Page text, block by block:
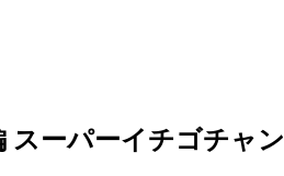
スーパーイチゴチャン